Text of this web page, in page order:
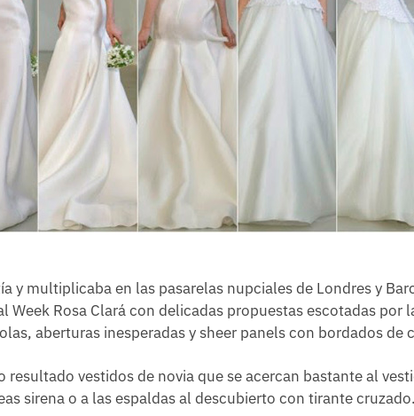
y multiplicaba en las pasarelas nupciales de Londres y
Week Rosa Clará con delicadas propuestas escotadas
aberturas inesperadas y sheer panels con bordados de
resultado vestidos de novia que se acercan bastante al
sirena o a las espaldas al descubierto con tirante cruzado.